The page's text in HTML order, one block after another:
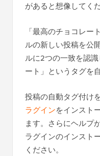
があると想像してくだ
「最高のチョコレー
ルの新しい投稿を公
ルに2つの一致を認
ート」というタグを
投稿の自動タグ付け
ラグインをインスト
ます。さらにヘルプ
ラグインのインスト
ください。